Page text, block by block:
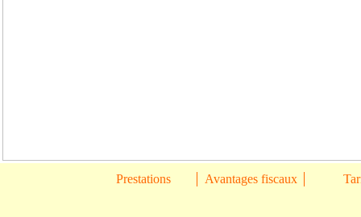
Prestations Avantages fiscaux